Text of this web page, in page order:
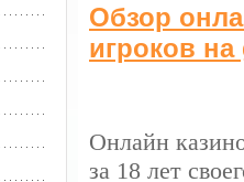
Обзор
игроков
Онлайн
за 18 лет